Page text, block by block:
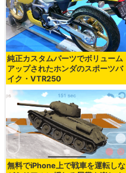
純正カスタムパーツでボリューム
アップされたホンダのスポーツバ
イク・VTR250
無料でiPhone上で戦車を運転しな